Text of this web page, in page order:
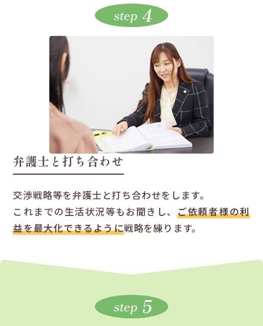
step4
弁護士と打ち合わせ
交渉戦略等を弁護士と打ち合わせをします。
これまでの生活状況等もお聞きし、 ご依頼者様の利
益を最大化できるように戦略を練ります。
step5